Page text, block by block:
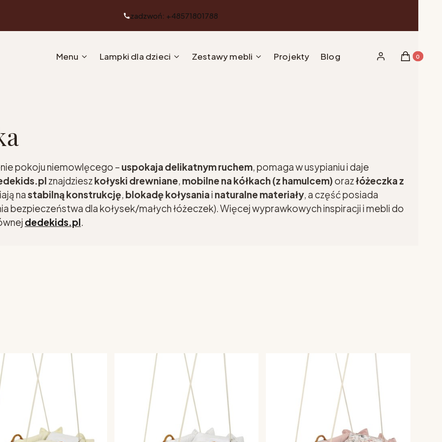
zadzwoń: +48571801788
Menu Lampki dla dzieci Zestawy mebli Projekty Blog Zaloguj sięProdukty
Koszyk
pokoju niemowlęcego – uspokaja delikatnym ruchem, pomaga w usypianiu i daje
znajdziesz kołyski drewniane, mobilne na kółkach (z hamulcem) orazłóżeczka z
nastabilną konstrukcję, blokadę kołysania i naturalne materiały, a część posiada
bezpieczeństwa dla kołysek/małych łóżeczek). Więcej wyprawkowych inspiracji i mebli do
dedekids.pl.